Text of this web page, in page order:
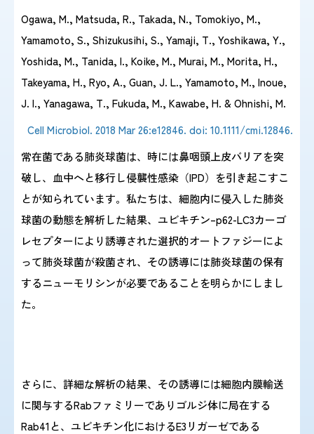
Ogawa, M., Matsuda, R., Takada, N., Tomokiyo, M.,
Yamamoto, S., Shizukusihi, S., Yamaji, T., Yoshikawa, Y.,
Yoshida, M., Tanida, I., Koike, M., Murai, M., Morita, H.,
Takeyama, H., Ryo, A., Guan, J. L., Yamamoto, M., Inoue,
J. I., Yanagawa, T., Fukuda, M., Kawabe, H. & Ohnishi, M.
Cell Microbiol. 2018 Mar 26:e12846. doi: 10.1111/cmi.12846.
常在菌である肺炎球菌は、時には鼻咽頭上皮バリアを突
破し、血中へと移行し侵襲性感染（IPD）を引き起こすこ
とが知られています。私たちは、細胞内に侵入した肺炎
球菌の動態を解析した結果、ユビキチン–p62-LC3カーゴ
レセプターにより誘導された選択的オートファジーによ
って肺炎球菌が殺菌され、その誘導には肺炎球菌の保有
するニューモリシンが必要であることを明らかにしまし
た。
さらに、詳細な解析の結果、その誘導には細胞内膜輸送
に関与するRabファミリーでありゴルジ体に局在する
Rab41と、ユビキチン化におけるE3リガーゼである